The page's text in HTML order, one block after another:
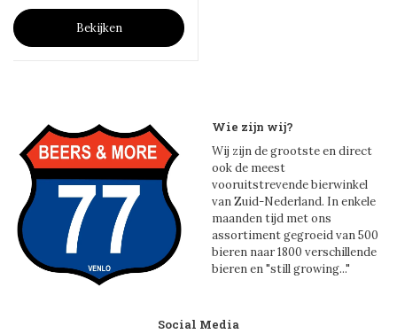
Bekijken
Wie zijn wij?
Wij zijn de grootste en direct
ook de meest
vooruitstrevende bierwinkel
van Zuid-Nederland. In enkele
maanden tijd met ons
assortiment gegroeid van 500
bieren naar 1800 verschillende
bieren en "still growing..."
Social Media